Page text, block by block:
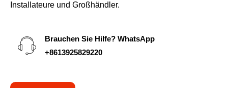
Installateure und Großhändler.
Brauchen Sie Hilfe? WhatsApp
+8613925829220